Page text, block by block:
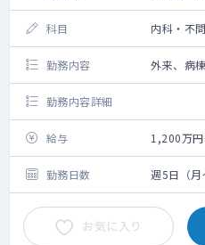
科目 内科・不問
勤務内容 外来、病
勤務内容詳細
給与 1,200万
勤務日数 週5日（月
お気に入り